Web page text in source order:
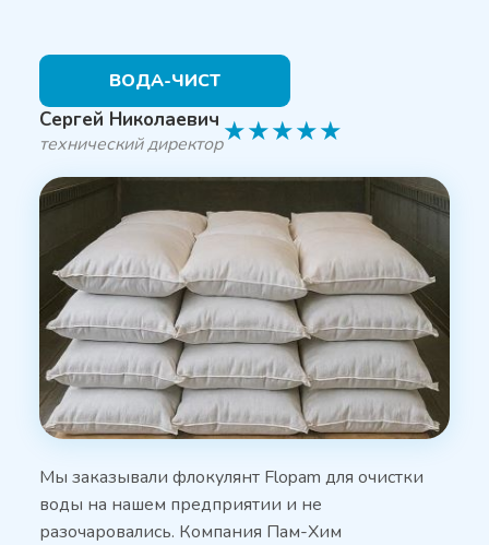
ВОДА-ЧИСТ
Сергей Николаевич
технический директор★★★★★
Мы заказывали флокулянт Flopam для очистки
воды на нашем предприятии и не
разочаровались. Компания Пам-Хим